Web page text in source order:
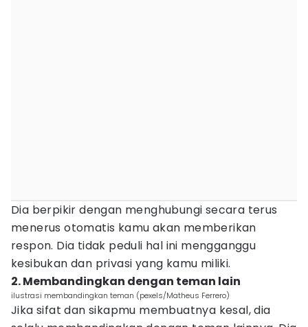
Dia berpikir dengan menghubungi secara terus
menerus otomatis kamu akan memberikan
respon. Dia tidak peduli hal ini mengganggu
kesibukan dan privasi yang kamu miliki.
2. Membandingkan dengan teman lain
ilustrasi membandingkan teman (pexels/Matheus Ferrero)
Jika sifat dan sikapmu membuatnya kesal, dia